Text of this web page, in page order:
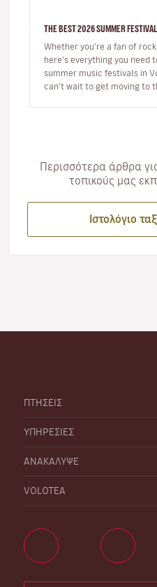
THE BEST 2026 SUMMER
Whether you’re a fan of
here’s everything you need
summer music festivals in
can’t wait to get moving to
Περισσότερα άρθρα
τοπικούς μας
Ιστολόγιο
ΠΤΗΣΕΙΣ
ΥΠΗΡΕΣΙΕΣ
ΑΝΑΚΑΛΥΨΕ
VOLOTEA